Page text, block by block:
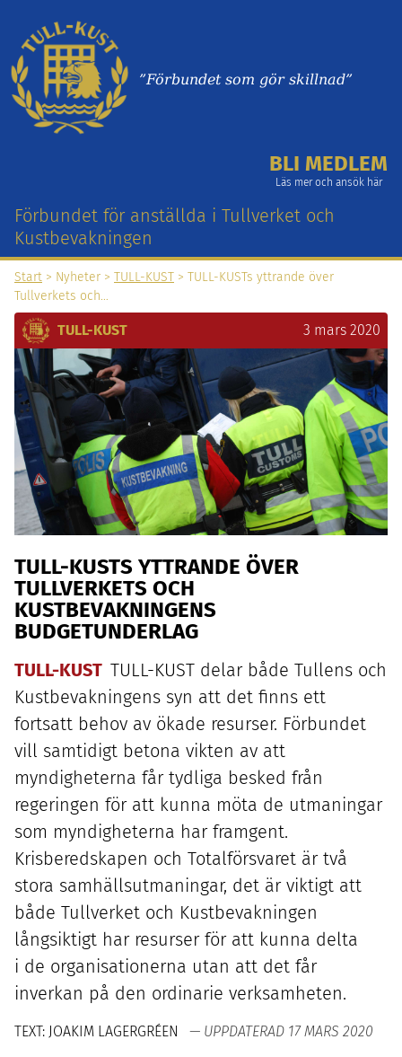
”Förbundet som gör skillnad”
BLI MEDLEM
Läs mer och ansök här
Förbundet för anställda i Tullverket och
Kustbevakningen
Start > Nyheter > TULL-KUST > TULL-KUSTs yttrande över
Tullverkets och…
TULL-KUST 3 mars 2020
TULL-KUSTS YTTRANDE ÖVER
TULLVERKETS OCH
KUSTBEVAKNINGENS
BUDGETUNDERLAG
TULL-KUST TULL-KUST delar både Tullens och
Kustbevakningens syn att det finns ett
fortsatt behov av ökade resurser. Förbundet
vill samtidigt betona vikten av att
myndigheterna får tydliga besked från
regeringen för att kunna möta de utmaningar
som myndigheterna har framgent.
Krisberedskapen och Totalförsvaret är två
stora samhällsutmaningar, det är viktigt att
både Tullverket och Kustbevakningen
långsiktigt har resurser för att kunna delta
i de organisationerna utan att det får
inverkan på den ordinarie verksamheten.
TEXT: JOAKIM LAGERGRÉEN — UPPDATERAD 17 MARS 2020